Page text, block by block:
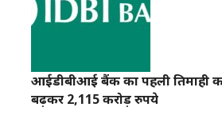
आईडीबीआई बैंक का पहली तिमाही
बढ़कर 2,115 करोड़ रुपये